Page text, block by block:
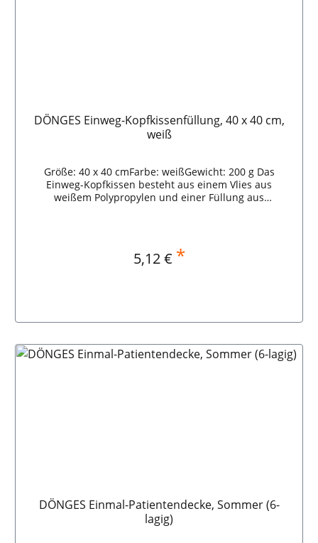
DÖNGES Einweg-Kopfkissenfüllung, 40 x 40 cm,
weiß
Größe: 40 x 40 cmFarbe: weißGewicht: 200 g Das
Einweg-Kopfkissen besteht aus einem Vlies aus
weißem Polypropylen und einer Füllung aus
Katastrophenschutz, Pflegedienst und bei
Flüchtlingsprojekten. Lieferumfang:1 Stück Einweg-
Regulärer Preis:
5,12 € *
In den Warenkorb
DÖNGES Einmal-Patientendecke, Sommer (6-
lagig)